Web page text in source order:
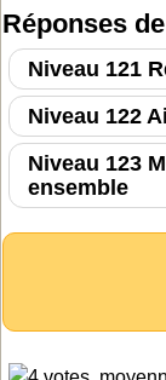
Réponses
Niveau 121
Niveau 122
Niveau 123
ensemble